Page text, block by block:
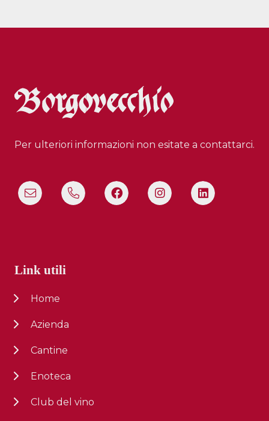
Per ulteriori informazioni non esitate a contattarci.
Link utili
Home
Azienda
Cantine
Enoteca
Club del vino